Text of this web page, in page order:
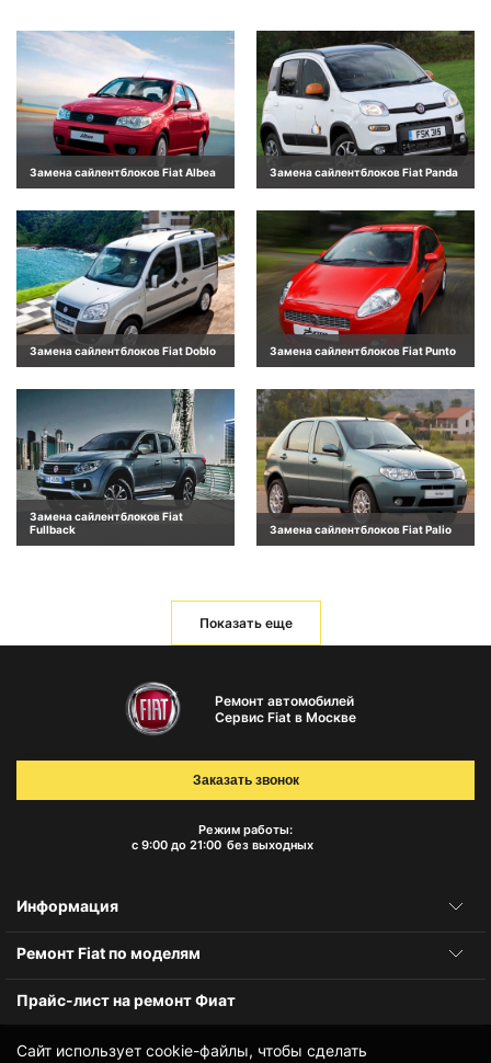
Замена сайлентблоков Fiat Albea Замена сайлентблоков Fiat Panda
Замена сайлентблоков Fiat Doblo Замена сайлентблоков Fiat Punto
Замена сайлентблоков Fiat
Fullback
Замена сайлентблоков Fiat Palio
Показать еще
Сайт использует cookie-файлы, чтобы сделать
Ремонт автомобилей
Сервис Fiat в Москве
Режим работы:
с 9:00 до 21:00 без выходных
Заказать звонок
Информация
Ремонт Fiat по моделям
Прайс-лист на ремонт Фиат